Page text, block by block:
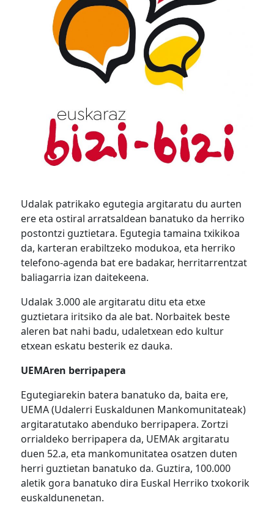
Udalak patrikako egutegia argitaratu du aurten
ere eta ostiral arratsaldean banatuko da herriko
postontzi guztietara. Egutegia tamaina txikikoa
da, karteran erabiltzeko modukoa, eta herriko
telefono-agenda bat ere badakar, herritarrentzat
baliagarria izan daitekeena.
Udalak 3.000 ale argitaratu ditu eta etxe
guztietara iritsiko da ale bat. Norbaitek beste
aleren bat nahi badu, udaletxean edo kultur
etxean eskatu besterik ez dauka.
UEMAren berripapera
Egutegiarekin batera banatuko da, baita ere,
UEMA (Udalerri Euskaldunen Mankomunitateak)
argitaratutako abenduko berripapera. Zortzi
orrialdeko berripapera da, UEMAk argitaratu
duen 52.a, eta mankomunitatea osatzen duten
herri guztietan banatuko da. Guztira, 100.000
aletik gora banatuko dira Euskal Herriko txokorik
euskaldunenetan.